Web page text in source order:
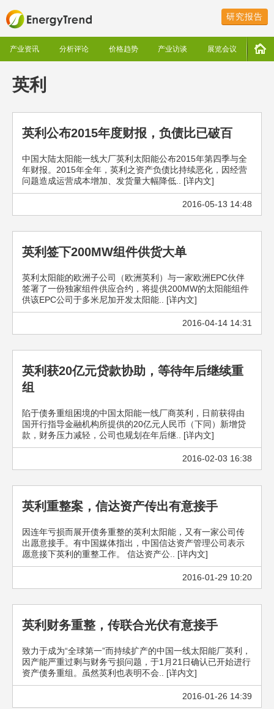
研究报告
产业资讯 分析评论 价格趋势 产业访谈 展览会议
英利
英利公布2015年度财报，负债比已破百
中国大陆太阳能一线大厂英利太阳能公布2015年第四季与全
年财报。2015年全年，英利之资产负债比持续恶化，因经营
问题造成运营成本增加、发货量大幅降低.. [详内文]
2016-05-13 14:48
英利签下200MW组件供货大单
英利太阳能的欧洲子公司（欧洲英利）与一家欧洲EPC伙伴
签署了一份独家组件供应合约，将提供200MW的太阳能组件
供该EPC公司于多米尼加开发太阳能.. [详内文]
2016-04-14 14:31
英利获20亿元贷款协助，等待年后继续重
组
陷于债务重组困境的中国太阳能一线厂商英利，日前获得由
国开行指导金融机构所提供的20亿元人民币（下同）新增贷
款，财务压力减轻，公司也规划在年后继.. [详内文]
2016-02-03 16:38
英利重整案，信达资产传出有意接手
因连年亏损而展开债务重整的英利太阳能，又有一家公司传
出愿意接手。有中国媒体指出，中国信达资产管理公司表示
愿意接下英利的重整工作。 信达资产公.. [详内文]
2016-01-29 10:20
英利财务重整，传联合光伏有意接手
致力于成为“全球第一”而持续扩产的中国一线太阳能厂英利，
因产能严重过剩与财务亏损问题，于1月21日确认已开始进行
资产债务重组。虽然英利也表明不会.. [详内文]
2016-01-26 14:39